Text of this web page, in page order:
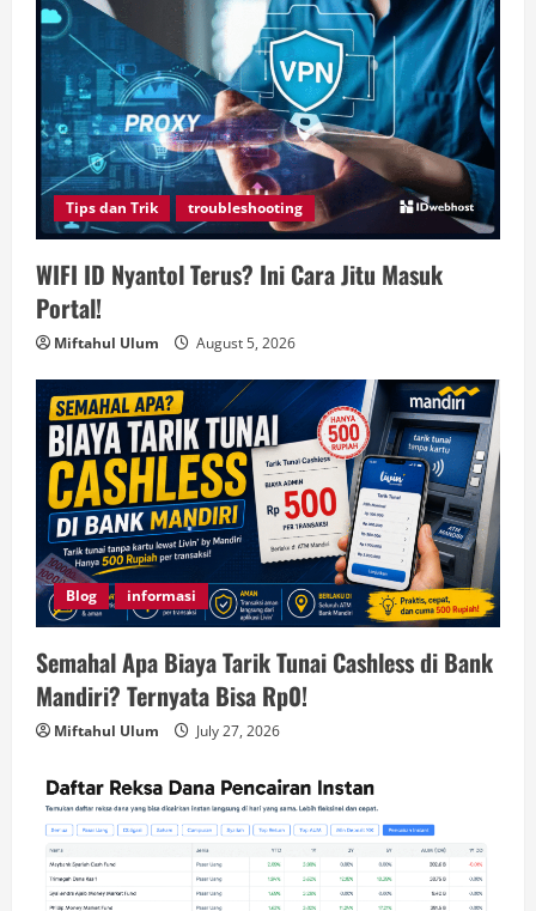
Tips dan Trik troubleshooting
WIFI ID Nyantol Terus? Ini Cara Jitu Masuk
Portal!
Miftahul Ulum August 5, 2026
Blog informasi
Semahal Apa Biaya Tarik Tunai Cashless di Bank
Mandiri? Ternyata Bisa Rp0!
Miftahul Ulum July 27, 2026